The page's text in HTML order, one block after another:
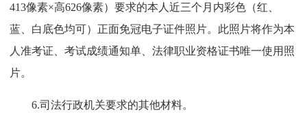
413像素×高626像素）要求的本人近三个月内彩色（红、
蓝、白底色均可）正面免冠电子证件照片。此照片将作为本
人准考证、考试成绩通知单、法律职业资格证书唯一使用照
片。
6.司法行政机关要求的其他材料。